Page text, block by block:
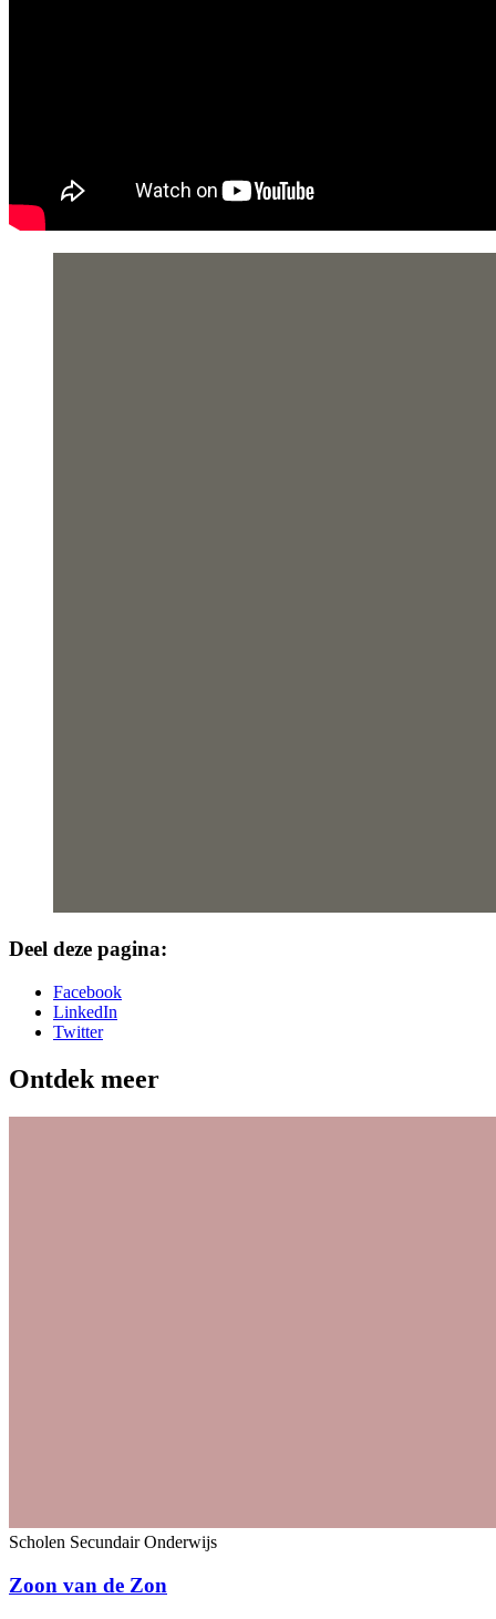
Deel deze pagina:
Facebook
LinkedIn
Twitter
Ontdek meer
Scholen Secundair Onderwijs
Zoon van de Zon